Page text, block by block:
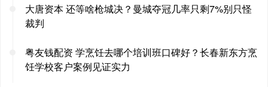
大唐资本 还等啥枪城决？曼城夺冠几率只剩7%别只怪
裁判
粤友钱配资 学烹饪去哪个培训班口碑好？长春新东方烹
饪学校客户案例见证实力